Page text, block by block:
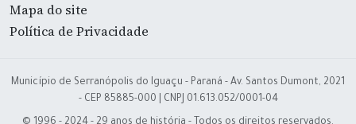
Mapa do site
Política de Privacidade
Município de Serranópolis do Iguaçu - Paraná - Av. Santos Dumont, 2021
- CEP 85885-000 | CNPJ 01.613.052/0001-04